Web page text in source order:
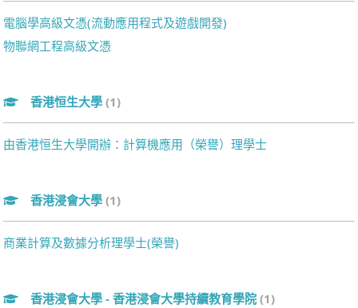
電腦學高級文憑(流動應用程式及遊戲開發)
物聯網工程高級文憑
香港恒生大學 (1)
由香港恒生大學開辦：計算機應用（榮譽）理學士
香港浸會大學 (1)
商業計算及數據分析理學士(榮譽)
香港浸會大學 - 香港浸會大學持續教育學院 (1)